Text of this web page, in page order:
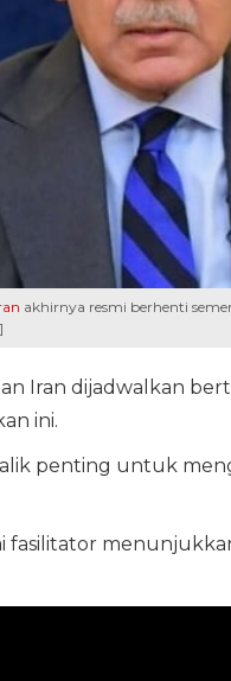
akhirnya resmi berhenti
Iran dijadwalkan
ini.
penting untuk
fasilitator